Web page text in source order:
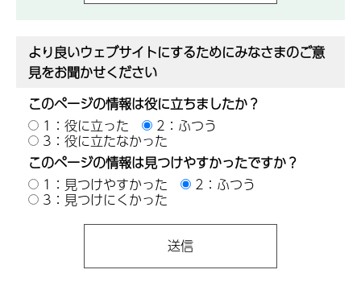
より良いウェブサイトにするためにみなさまのご意
見をお聞かせください
このページの情報は役に立ちましたか？
1：役に立った
2：ふつう
3：役に立たなかった
このページの情報は見つけやすかったですか？
1：見つけやすかった
2：ふつう
3：見つけにくかった